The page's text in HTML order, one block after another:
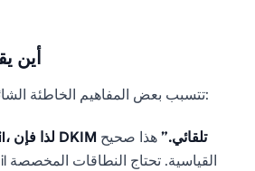
أين
تتسبب بعض المفاهيم الخاطئة الشائعة في حدوث مشاكل:
“أنا أستخدم Gmail، لذا فإن DKIM تلقائي.” هذا صحيح